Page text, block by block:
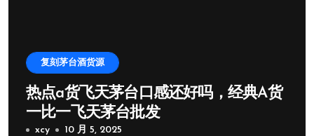
复刻茅台酒货源
热点a货飞天茅台口感还好吗，经典A货
一比一飞天茅台批发
xcy 10 月 5, 2025